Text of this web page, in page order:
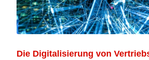
Die Digitalisierung von